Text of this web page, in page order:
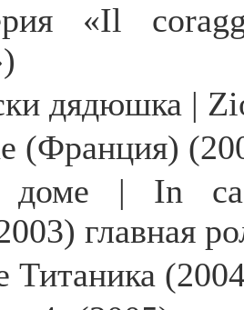
«Il
дядюшка |
(Франция)
| In
главная
Титаника